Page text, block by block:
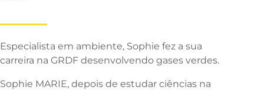
Especialista em ambiente, Sophie fez a sua
carreira na GRDF desenvolvendo gases verdes.
Sophie MARIE, depois de estudar ciências na